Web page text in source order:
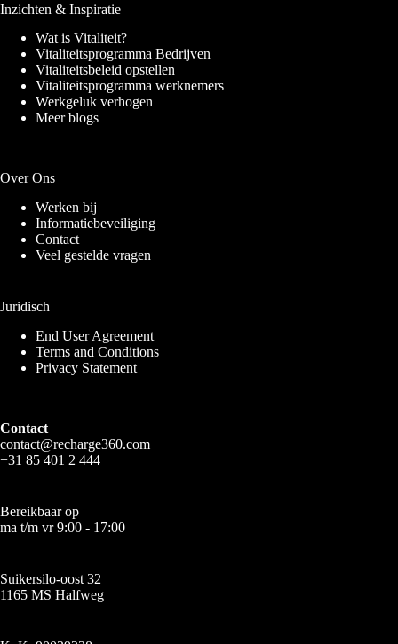
Inzichten & Inspiratie
Wat is Vitaliteit?
Vitaliteitsprogramma Bedrijven
Vitaliteitsbeleid opstellen
Vitaliteitsprogramma werknemers
Werkgeluk verhogen
Meer blogs
Over Ons
Werken bij
Informatiebeveiliging
Contact
Veel gestelde vragen
Juridisch
End User Agreement
Terms and Conditions
Privacy Statement
Contact
contact@recharge360.com
+31 85 401 2 444
Bereikbaar op
ma t/m vr 9:00 - 17:00
Suikersilo-oost 32
1165 MS Halfweg